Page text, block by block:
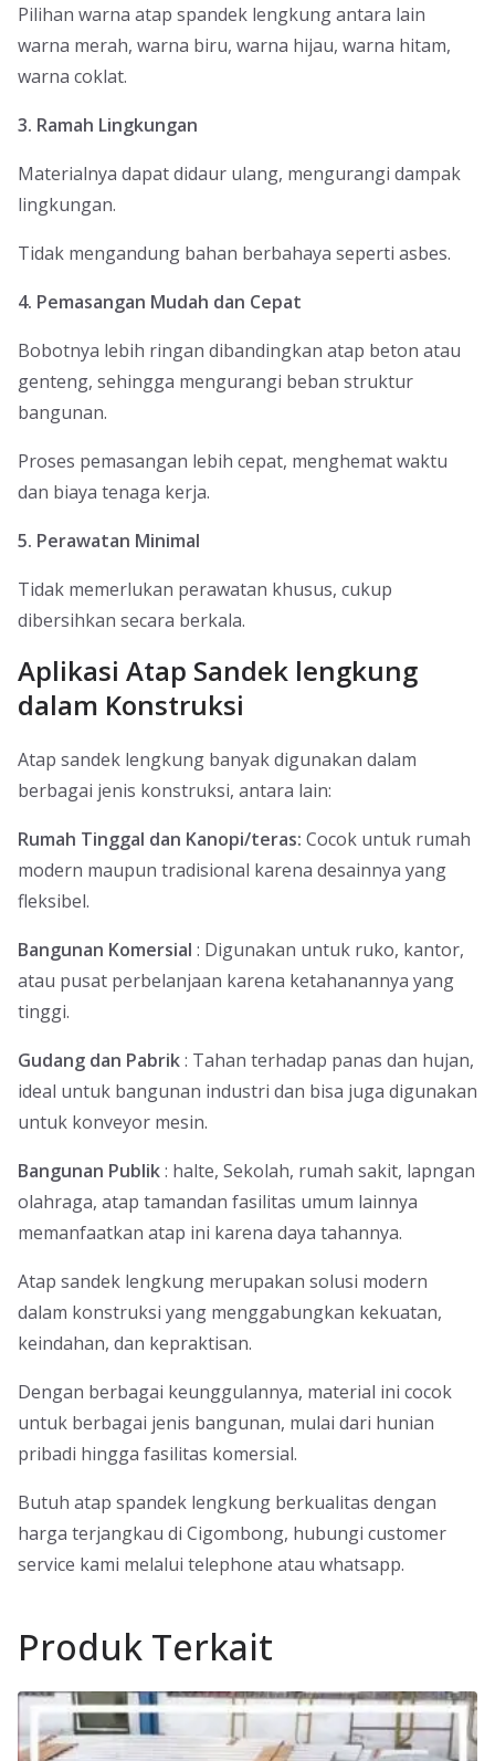
Pilihan warna atap spandek lengkung antara lain
warna merah, warna biru, warna hijau, warna hitam,
warna coklat.
3. Ramah Lingkungan
Materialnya dapat didaur ulang, mengurangi dampak
lingkungan.
Tidak mengandung bahan berbahaya seperti asbes.
4. Pemasangan Mudah dan Cepat
Bobotnya lebih ringan dibandingkan atap beton atau
genteng, sehingga mengurangi beban struktur
bangunan.
Proses pemasangan lebih cepat, menghemat waktu
dan biaya tenaga kerja.
5. Perawatan Minimal
Tidak memerlukan perawatan khusus, cukup
dibersihkan secara berkala.
Aplikasi Atap Sandek lengkung
dalam Konstruksi
Atap sandek lengkung banyak digunakan dalam
berbagai jenis konstruksi, antara lain:
Rumah Tinggal dan Kanopi/teras: Cocok untuk rumah
modern maupun tradisional karena desainnya yang
fleksibel.
Bangunan Komersial : Digunakan untuk ruko, kantor,
atau pusat perbelanjaan karena ketahanannya yang
tinggi.
Gudang dan Pabrik: Tahan terhadap panas dan hujan,
ideal untuk bangunan industri dan bisa juga digunakan
untuk konveyor mesin.
Bangunan Publik: halte, Sekolah, rumah sakit, lapngan
olahraga, atap tamandan fasilitas umum lainnya
memanfaatkan atap ini karena daya tahannya.
Atap sandek lengkung merupakan solusi modern
dalam konstruksi yang menggabungkan kekuatan,
keindahan, dan kepraktisan.
Dengan berbagai keunggulannya, material ini cocok
untuk berbagai jenis bangunan, mulai dari hunian
pribadi hingga fasilitas komersial.
Butuh atap spandek lengkung berkualitas dengan
harga terjangkau di Cigombong, hubungi customer
service kami melalui telephone atau whatsapp.
Produk Terkait